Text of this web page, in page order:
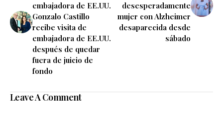
embajadora de EE.UU.
Gonzalo Castillo
recibe visita de
embajadora de EE.UU.
después de quedar
fuera de juicio de
fondo
desesperadamente
mujer con Alzheimer
desaparecida desde
sábado
Leave A Comment